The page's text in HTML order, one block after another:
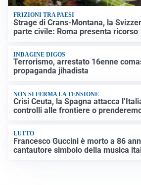
FRIZIONI TRA PAESI
Strage di Crans-Montana, la
parte civile: Roma presenta ricorso
INDAGINE DIGOS
Terrorismo, arrestato 16enne
propaganda jihadista
NON SI FERMA LA TENSIONE
Crisi Ceuta, la Spagna attacca
controlli alle frontiere o
LUTTO
Francesco Guccini è morto a 86
cantautore simbolo della musica